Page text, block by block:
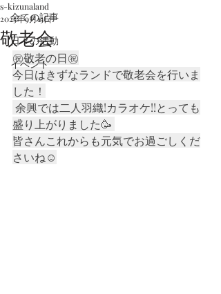
全ての記事
日々の活動
イベント
敬老会
s-kizunaland
2025年9月15日
㊗️敬老の日㊗️
今日はきずなランドで敬老会を行いま
した！
盛り上がりました🥳
皆さんこれからも元気でお過ごしくだ
さいね☺️